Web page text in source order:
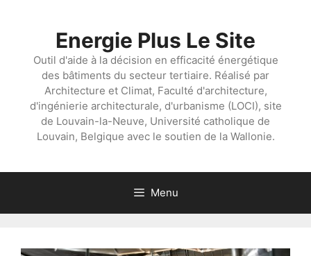
Energie Plus Le Site
Outil d'aide à la décision en efficacité énergétique
des bâtiments du secteur tertiaire. Réalisé par
Architecture et Climat, Faculté d'architecture,
d'ingénierie architecturale, d'urbanisme (LOCI), site
de Louvain-la-Neuve, Université catholique de
Louvain, Belgique avec le soutien de la Wallonie.
Menu